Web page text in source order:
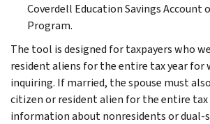
Coverdell Education Savings Account
Program.
The tool is designed for taxpayers who
resident aliens for the entire tax year for
inquiring. If married, the spouse must also
citizen or resident alien for the entire tax
information about nonresidents or dual-